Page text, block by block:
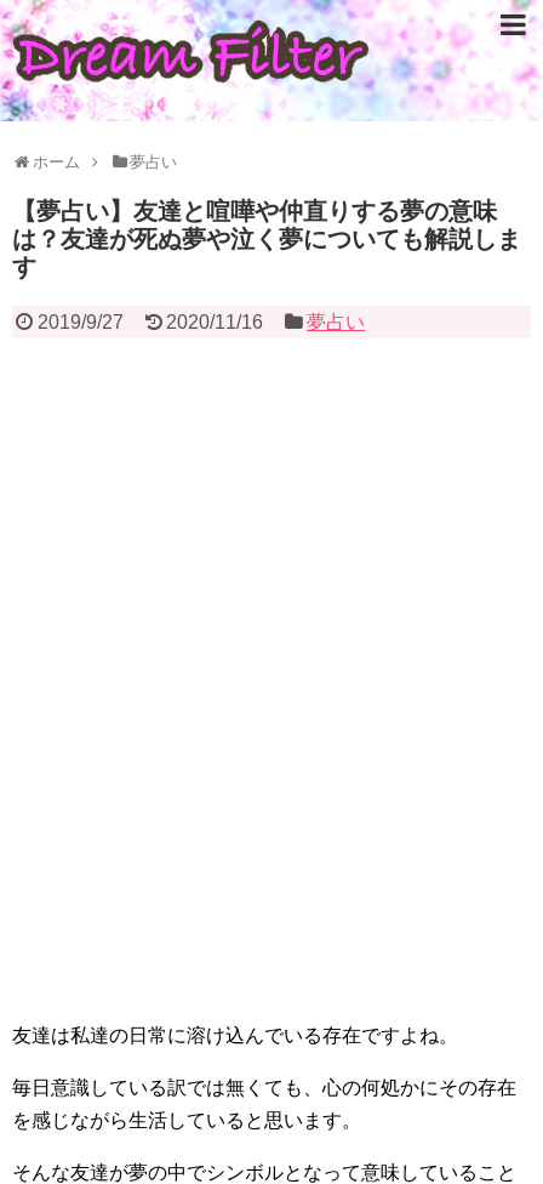
ホーム 夢占い
【夢占い】友達と喧嘩や仲直りする夢の意味
は？友達が死ぬ夢や泣く夢についても解説しま
す
2019/9/27 2020/11/16 夢占い
友達は私達の日常に溶け込んでいる存在ですよね。
毎日意識している訳では無くても、心の何処かにその存在
を感じながら生活していると思います。
そんな友達が夢の中でシンボルとなって意味していること